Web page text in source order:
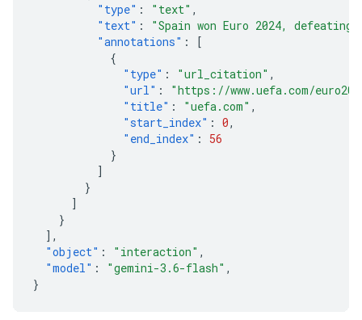
"type" : "text" ,
"text" :
"Spain won Euro 2024,
"annotations" :
[
{
"type" : "url_citation" ,
"url" :
"https://www.uefa.com/
"title" : "uefa.com" ,
"start_index" : 0,
"end_index" :
56
}
]
}
]
}
],
"object" : "interaction" ,
"model" : "gemini-3.6-flash" ,
}